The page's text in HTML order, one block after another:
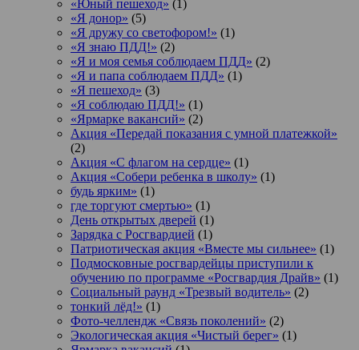
«Юный пешеход» (1)
«Я донор» (5)
«Я дружу со светофором!» (1)
«Я знаю ПДД!» (2)
«Я и моя семья соблюдаем ПДД» (2)
«Я и папа соблюдаем ПДД» (1)
«Я пешеход» (3)
«Я соблюдаю ПДД!» (1)
«Ярмарке вакансий» (2)
Акция «Передай показания с умной платежкой»
(2)
Акция «С флагом на сердце» (1)
Акция «Собери ребенка в школу» (1)
будь ярким» (1)
где торгуют смертью» (1)
День открытых дверей (1)
Зарядка с Росгвардией (1)
Патриотическая акция «Вместе мы сильнее» (1)
Подмосковные росгвардейцы приступили к
обучению по программе «Росгвардия Драйв» (1)
Социальный раунд «Трезвый водитель» (2)
тонкий лёд!» (1)
Фото-челлендж «Связь поколений» (2)
Экологическая акция «Чистый берег» (1)